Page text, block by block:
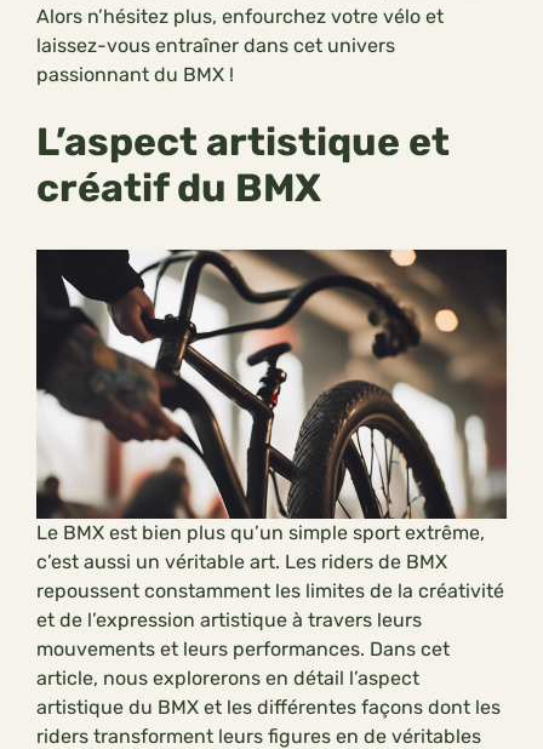
Alors n’hésitez plus, enfourchez votre vélo et
laissez-vous entraîner dans cet univers
passionnant du BMX !
L’aspect artistique et
créatif du BMX
Le BMX est bien plus qu’un simple sport extrême,
c’est aussi un véritable art. Les riders de BMX
repoussent constamment les limites de la créativité
et de l’expression artistique à travers leurs
mouvements et leurs performances. Dans cet
article, nous explorerons en détail l’aspect
artistique du BMX et les différentes façons dont les
riders transforment leurs figures en de véritables